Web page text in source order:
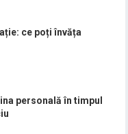
ce poți învăța
personală în timpul